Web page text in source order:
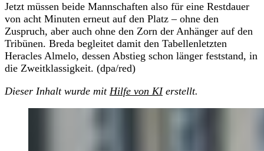
Jetzt müssen beide Mannschaften also für eine Restdauer
von acht Minuten erneut auf den Platz – ohne den
Zuspruch, aber auch ohne den Zorn der Anhänger auf den
Tribünen. Breda begleitet damit den Tabellenletzten
Heracles Almelo, dessen Abstieg schon länger feststand, in
die Zweitklassigkeit. (dpa/red)
Dieser Inhalt wurde mit Hilfe von KIerstellt.